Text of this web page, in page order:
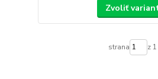
Zvoliť
strana z 1